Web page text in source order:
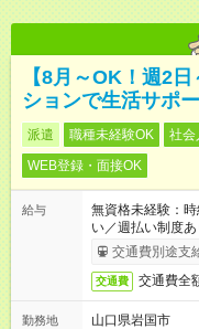
【8月～OK！週2
ションで生活サポ
派遣 職種未経験OK 社会
WEB登録・面接OK
給与
無資格未経験：
い／週払い制度
完了次第のお支
交通費別途支
交通費 交通費全
勤務地
山口県岩国市